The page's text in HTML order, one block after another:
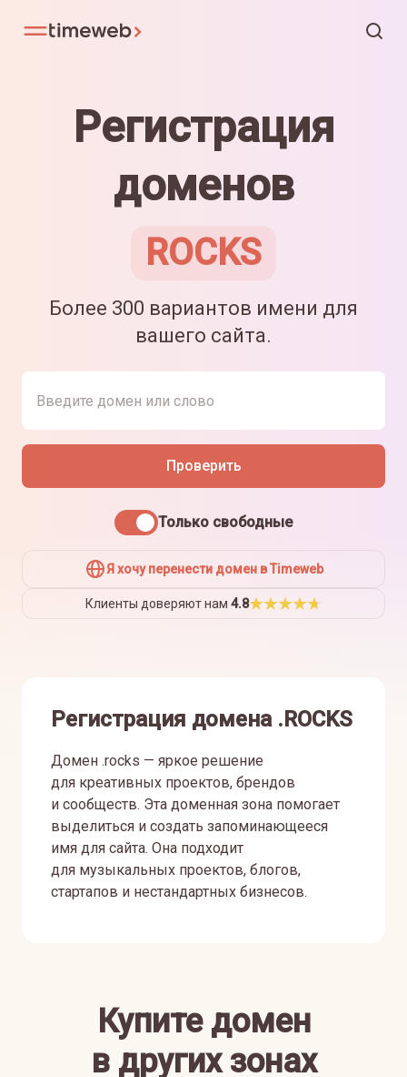
Регистрация
доменов
ROCKS
Более 300 вариантов имени для
вашего сайта.
Проверить
Только свободные
Я хочу перенести домен в Timeweb
Клиенты доверяют нам 4.8
Регистрация домена .ROCKS
Домен .rocks — яркое решение
для креативных проектов, брендов
и сообществ. Эта доменная зона помогает
выделиться и создать запоминающееся
имя для сайта. Она подходит
для музыкальных проектов, блогов,
стартапов и нестандартных бизнесов.
Купите домен
в других зонах